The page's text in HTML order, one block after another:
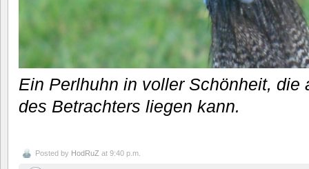
Ein Perlhuhn in voller Schönheit, die
des Betrachters liegen kann.
Posted by HodRuZ at 9:40 p.m.